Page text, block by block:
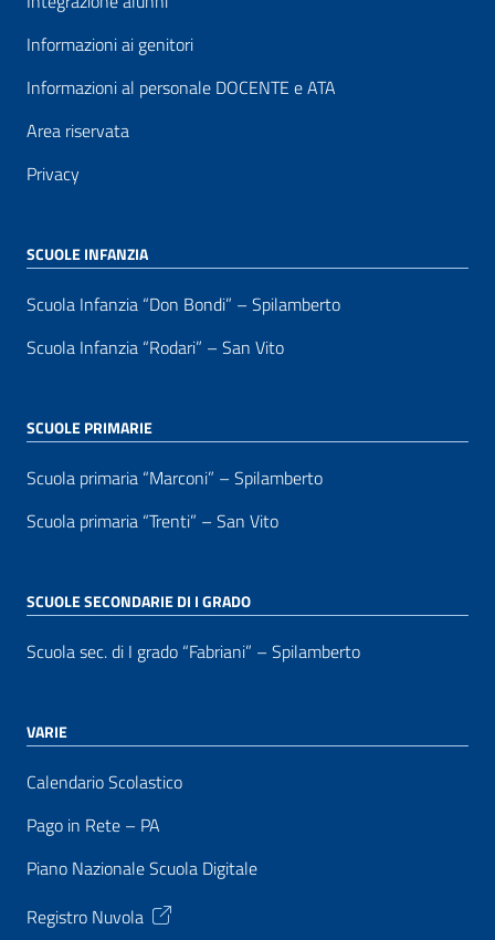
Informazioni ai genitori
Informazioni al personale DOCENTE e ATA
Area riservata
Privacy
SCUOLE INFANZIA
Scuola Infanzia “Don Bondi” – Spilamberto
Scuola Infanzia “Rodari” – San Vito
SCUOLE PRIMARIE
Scuola primaria “Marconi” – Spilamberto
Scuola primaria “Trenti” – San Vito
SCUOLE SECONDARIE DI I GRADO
Scuola sec. di I grado “Fabriani” – Spilamberto
VARIE
Calendario Scolastico
Pago in Rete – PA
Piano Nazionale Scuola Digitale
Registro Nuvola